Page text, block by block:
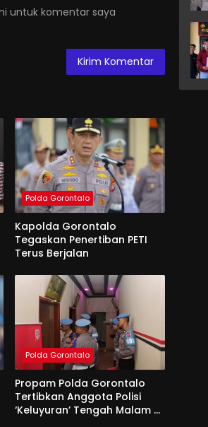
untuk komentar saya
Polda Gorontalo
Kapolda Gorontalo
Tegaskan Penertiban PETI
Terus Berjalan
Polda Gorontalo
Propam Polda Gorontalo
Tertibkan Anggota Polisi
‘Keluyuran’ Tengah Malam di